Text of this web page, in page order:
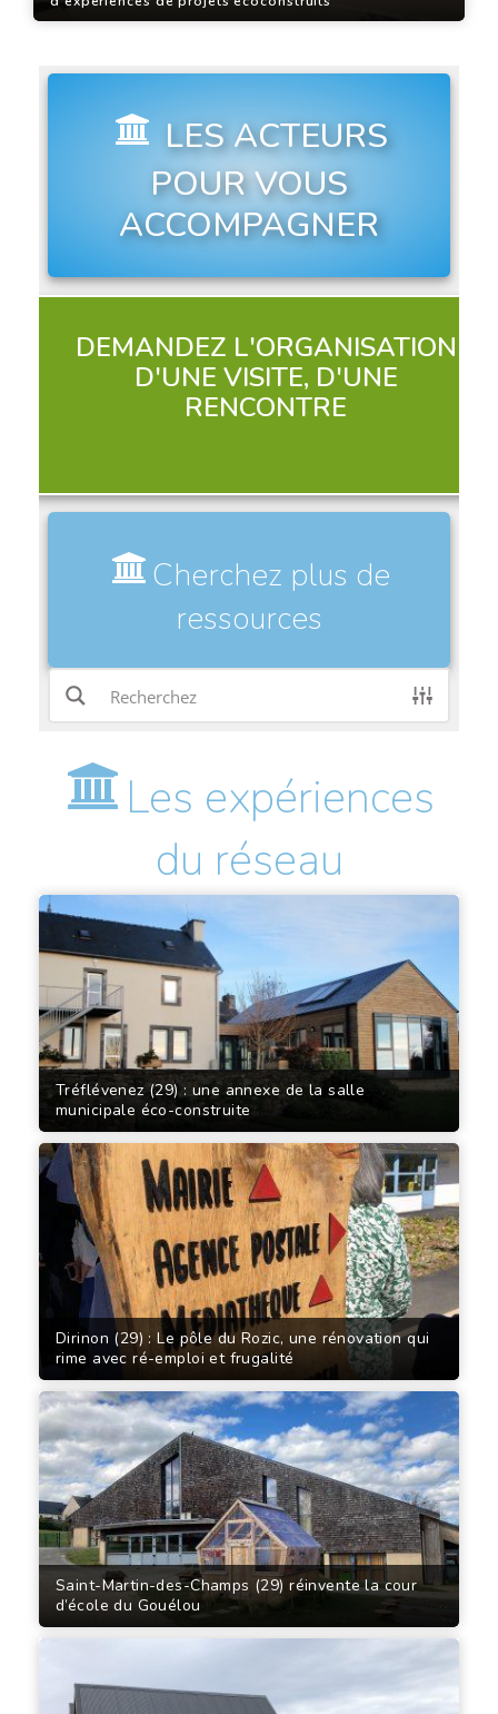
LES ACTEURS
POUR VOUS
ACCOMPAGNER
DEMANDEZ L'ORGANISATION
D'UNE VISITE, D'UNE
RENCONTRE
Cherchez plus de
ressources
Les expériences
du réseau
Tréflévenez (29) : une annexe de la salle
municipale éco-construite
Dirinon (29) : Le pôle du Rozic, une rénovation qui
rime avec ré-emploi et frugalité
Saint-Martin-des-Champs (29) réinvente la cour
d’école du Gouélou